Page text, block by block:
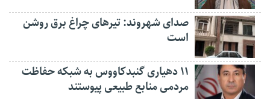
صدای شهروند: تیرهای چراغ برق روشن
است
۱۱ دهیاری گنبدکاووس به شبکه حفاظت
مردمی منابع طبیعی پیوستند